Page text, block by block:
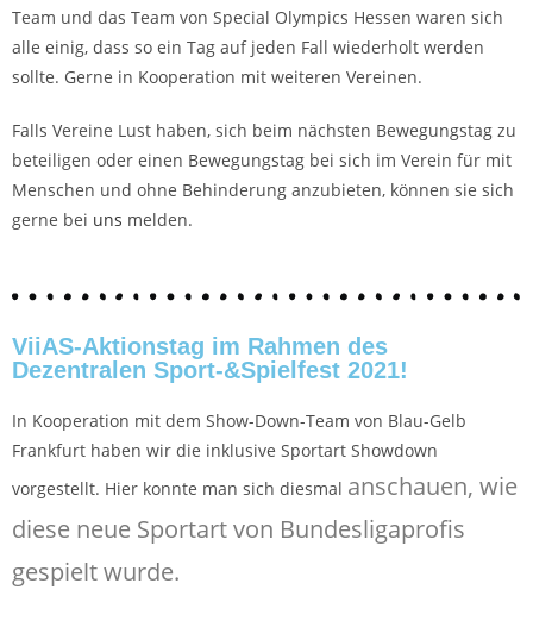
Team und das Team von Special Olympics Hessen waren sich
alle einig, dass so ein Tag auf jeden Fall wiederholt werden
sollte. Gerne in Kooperation mit weiteren Vereinen.
Falls Vereine Lust haben, sich beim nächsten Bewegungstag zu
beteiligen oder einen Bewegungstag bei sich im Verein für mit
Menschen und ohne Behinderung anzubieten, können sie sich
gerne bei uns melden.
ViiAS-Aktionstag im Rahmen des
Dezentralen Sport-&Spielfest 2021!
In Kooperation mit dem Show-Down-Team von Blau-Gelb
Frankfurt haben wir die inklusive Sportart Showdown
vorgestellt. Hier konnte man sich diesmal anschauen, wie
diese neue Sportart von Bundesligaprofis
gespielt wurde.